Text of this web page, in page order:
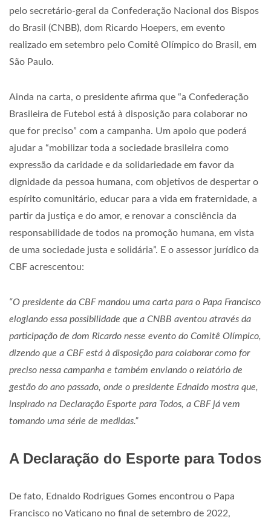
pelo secretário-geral da Confederação Nacional dos Bispos
do Brasil (CNBB), dom Ricardo Hoepers, em evento
realizado em setembro pelo Comitê Olímpico do Brasil, em
São Paulo.
Ainda na carta, o presidente afirma que “a Confederação
Brasileira de Futebol está à disposição para colaborar no
que for preciso” com a campanha. Um apoio que poderá
ajudar a “mobilizar toda a sociedade brasileira como
expressão da caridade e da solidariedade em favor da
dignidade da pessoa humana, com objetivos de despertar o
espírito comunitário, educar para a vida em fraternidade, a
partir da justiça e do amor, e renovar a consciência da
responsabilidade de todos na promoção humana, em vista
de uma sociedade justa e solidária”. E o assessor jurídico da
CBF acrescentou:
“O presidente da CBF mandou uma carta para o Papa Francisco
elogiando essa possibilidade que a CNBB aventou através da
participação de dom Ricardo nesse evento do Comitê Olímpico,
dizendo que a CBF está à disposição para colaborar como for
preciso nessa campanha e também enviando o relatório de
gestão do ano passado, onde o presidente Ednaldo mostra que,
inspirado na Declaração Esporte para Todos, a CBF já vem
tomando uma série de medidas.”
A Declaração do Esporte para Todos
De fato, Ednaldo Rodrigues Gomes encontrou o Papa
Francisco no Vaticano no final de setembro de 2022,